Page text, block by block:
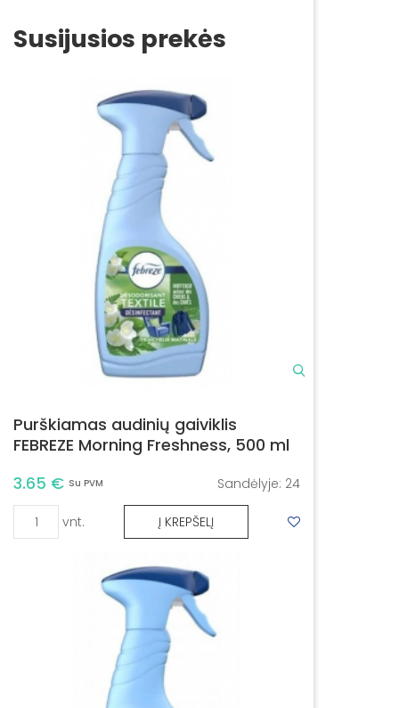
Susijusios prekės
Purškiamas audinių gaiviklis
FEBREZE Morning Freshness, 500 ml
3.65 € Su PVM Sandėlyje: 24
vnt. Į KREPŠELĮ